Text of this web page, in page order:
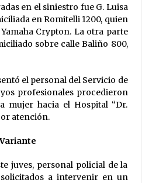
en el siniestro fue G. Luisa
en Romitelli 1200, quien
Crypton. La otra parte
sobre calle Baliño 800,
el personal del Servicio de
profesionales procedieron
mujer hacia el Hospital “Dr.
atención.
juves, personal policial de la
a intervenir en un